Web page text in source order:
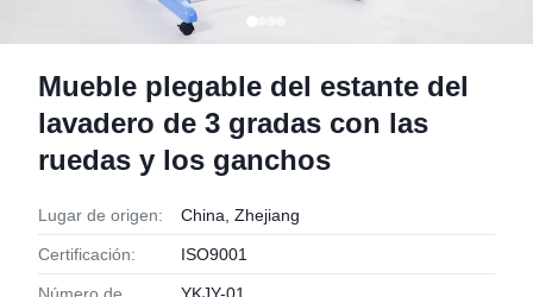
Mueble plegable del estante del
lavadero de 3 gradas con las
ruedas y los ganchos
Lugar de origen: China, Zhejiang
Certificación: ISO9001